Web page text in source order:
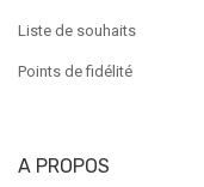
Liste de souhaits
Points de fidélité
A PROPOS